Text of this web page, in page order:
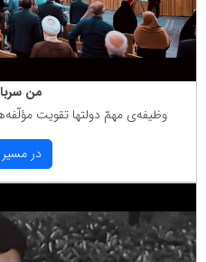
من
وظیفه‌ی مهمّ دولتها تقویت
در